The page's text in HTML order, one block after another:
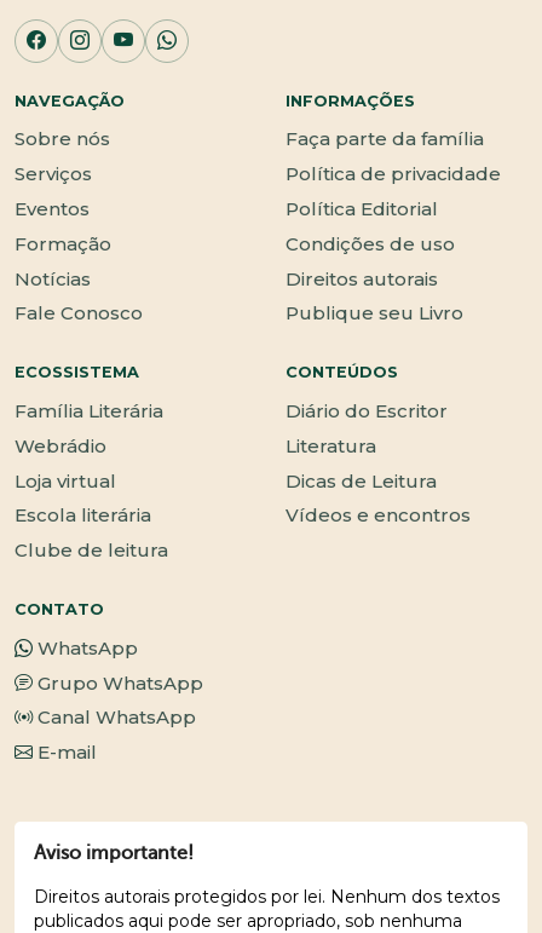
NAVEGAÇÃO
Sobre nós
Serviços
Eventos
Formação
Notícias
Fale Conosco
INFORMAÇÕES
Faça parte da família
Política de privacidade
Política Editorial
Condições de uso
Direitos autorais
Publique seu Livro
ECOSSISTEMA
Família Literária
Webrádio
Loja virtual
Escola literária
Clube de leitura
CONTEÚDOS
Diário do Escritor
Literatura
Dicas de Leitura
Vídeos e encontros
CONTATO
WhatsApp
Grupo WhatsApp
Canal WhatsApp
E-mail
Aviso importante!
Direitos autorais protegidos por lei. Nenhum dos textos
publicados aqui pode ser apropriado, sob nenhuma